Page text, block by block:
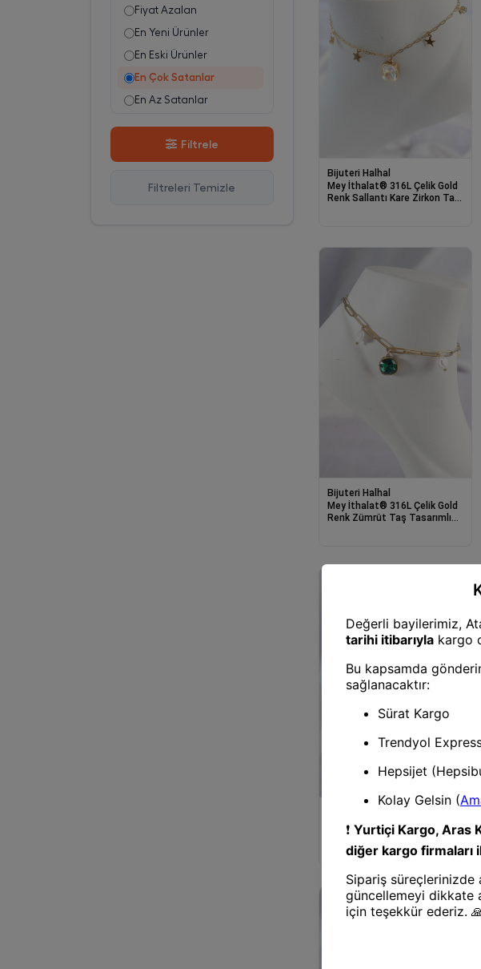
Fiyat Azalan
En Yeni Ürünler
En Eski Ürünler
En Çok Satanlar
En Az Satanlar
Stok Artan
En Çok Favorilenen
Filtrele
Filtreleri Temizle
Bijuteri Halhal
Mey İthalat® 316L Çelik Gold
Renk Sallantı Kare Zirkon Taş
Bijuteri Halhal
Mey İthalat® 316L Çelik Gold
Renk Zümrüt Taş Tasarımlı
Mey İthalat® 316L Çelik
Gümüş Renk Minimal Kelebek
Tasarımlı Halhal